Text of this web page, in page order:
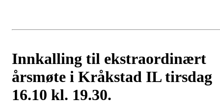
Innkalling til ekstraordinært
årsmøte i Kråkstad IL tirsdag
16.10 kl. 19.30.